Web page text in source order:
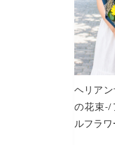
ヘリア
の花束-/
ルフラワ